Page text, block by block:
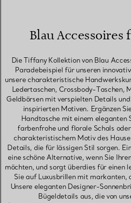
Blau Accessoires
Die Tiffany Kollektion von Blau
Paradebeispiel für unseren
unsere charakteristische
Ledertaschen, Crossbody-Taschen,
Geldbörsen mit verspielten Details
inspirierten Motiven. Ergänzen
Handtasche mit einem eleganten
farbenfrohe und florale Schals
charakteristischem Motiv des
Details, die für lässigen Stil sorgen.
eine schöne Alternative, wenn Sie
möchten, und sorgt überdies für einen
Sie auf Luxusbrillen mit markanten,
Unsere eleganten Designer-
Bügeldetails aus, die von